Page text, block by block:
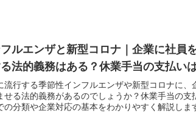
ルエンザと新型コロナ｜企業に社員
法的義務はある？休業手当の支払い
流行する季節性インフルエンザや新型コロナに、
せる法的義務があるのでしょうか？休業手当の支
の分類や企業対応の基本をわかりやすく解説しま